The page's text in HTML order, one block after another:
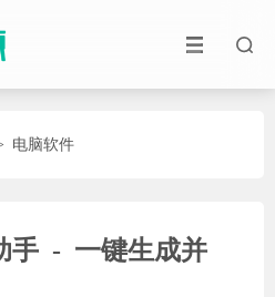
电脑软件
手 - 一键生成并